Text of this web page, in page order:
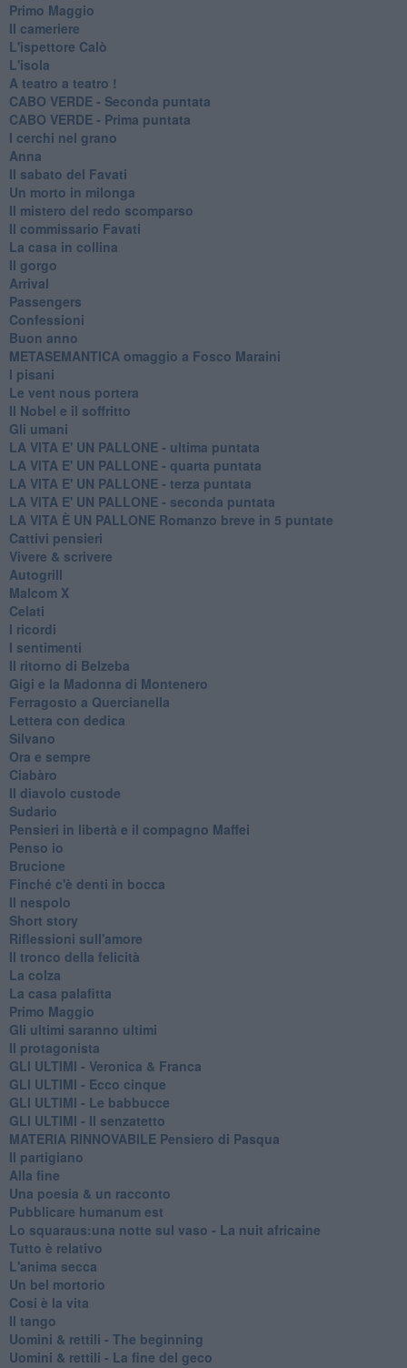
Primo Maggio
Il cameriere
L'ispettore Calò
L'isola
A teatro a teatro !
CABO VERDE - Seconda puntata
CABO VERDE - Prima puntata
I cerchi nel grano
Anna
Il sabato del Favati
Un morto in milonga
Il mistero del redo scomparso
Il commissario Favati
La casa in collina
Il gorgo
Arrival
Passengers
Confessioni
Buon anno
METASEMANTICA omaggio a Fosco Maraini
I pisani
Le vent nous portera
Il Nobel e il soffritto
Gli umani
LA VITA E' UN PALLONE - ultima puntata
LA VITA E' UN PALLONE - quarta puntata
LA VITA E' UN PALLONE - terza puntata
LA VITA E' UN PALLONE - seconda puntata
LA VITA È UN PALLONE Romanzo breve in 5 puntate
Cattivi pensieri
Vivere & scrivere
Autogrill
Malcom X
Celati
I ricordi
I sentimenti
Il ritorno di Belzeba
Gigi e la Madonna di Montenero
Ferragosto a Quercianella
Lettera con dedica
Silvano
Ora e sempre
Ciabàro
Il diavolo custode
Sudario
Pensieri in libertà e il compagno Maffei
Penso io
Brucione
Finché c'è denti in bocca
Il nespolo
Short story
Riflessioni sull'amore
Il tronco della felicità
La colza
La casa palafitta
Primo Maggio
Gli ultimi saranno ultimi
Il protagonista
GLI ULTIMI - Veronica & Franca
GLI ULTIMI - Ecco cinque
GLI ULTIMI - Le babbucce
GLI ULTIMI - Il senzatetto
MATERIA RINNOVABILE Pensiero di Pasqua
Il partigiano
Alla fine
Una poesia & un racconto
Pubblicare humanum est
Lo squaraus:una notte sul vaso - La nuit africaine
Tutto è relativo
L'anima secca
Un bel mortorio
Cosi è la vita
Il tango
​Uomini & rettili - The beginning
​Uomini & rettili - La fine del geco